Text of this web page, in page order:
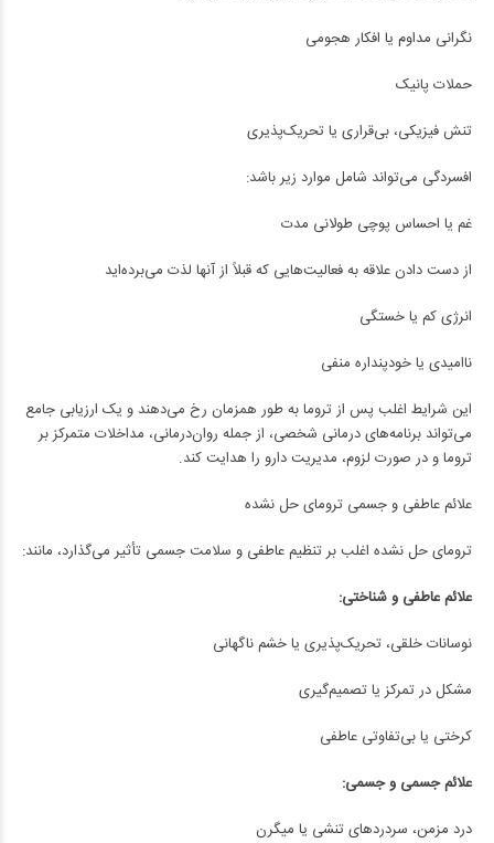
نگرانی مداوم یا افکار هجومی
حملات پانیک
تنش فیزیکی، بی‌قراری یا تحریک‌پذیری
افسردگی می‌تواند شامل موارد زیر باشد:
غم یا احساس پوچی طولانی مدت
از دست دادن علاقه به فعالیت‌هایی که قبلاً از آنها لذت می‌برده‌اید
انرژی کم یا خستگی
ناامیدی یا خودپنداره منفی
این شرایط اغلب پس از تروما به طور همزمان رخ می‌دهند و یک ارزیابی جامع
می‌تواند برنامه‌های درمانی شخصی، از جمله روان‌درمانی، مداخلات متمرکز بر
تروما و در صورت لزوم، مدیریت دارو را هدایت کند.
علائم عاطفی و جسمی ترومای حل نشده
ترومای حل نشده اغلب بر تنظیم عاطفی و سلامت جسمی تأثیر می‌گذارد، مانند:
علائم عاطفی و شناختی:
نوسانات خلقی، تحریک‌پذیری یا خشم ناگهانی
مشکل در تمرکز یا تصمیم‌گیری
کرختی یا بی‌تفاوتی عاطفی
علائم جسمی و جسمی:
درد مزمن، سردردهای تنشی یا میگرن